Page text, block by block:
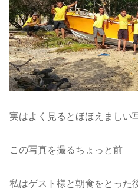
実はよく見るとほほえましい
この写真を撮るちょっと前
私はゲスト様と朝食をとった